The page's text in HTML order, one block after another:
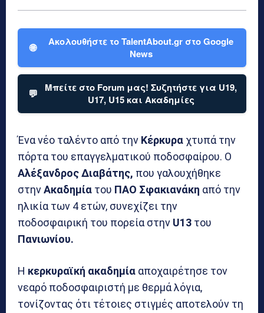
🌐
Ακολουθήστε το TalentAbout.gr στο Google
News
💬
Μπείτε στο Forum μας! Συζητήστε για U19,
U17, U15 και Ακαδημίες
Ένα νέο ταλέντο από την Κέρκυρα χτυπά την
πόρτα του επαγγελματικού ποδοσφαίρου. Ο
Αλέξανδρος Διαβάτης, που γαλουχήθηκε
στηνΑκαδημία του ΠΑΟ Σφακιανάκη από την
ηλικία των 4 ετών, συνεχίζει την
ποδοσφαιρική του πορεία στην U13 του
Πανιωνίου.
Η κερκυραϊκή ακαδημία αποχαιρέτησε τον
νεαρό ποδοσφαιριστή με θερμά λόγια,
τονίζοντας ότι τέτοιες στιγμές αποτελούν τη